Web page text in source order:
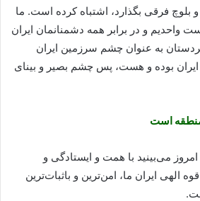
فرقی بگذارد، اشتباه کرده است. ما
واحدیم و در برابر همه دشمنانمان ایران
به عنوان چشم سرزمین ایران
بوده و هست، پس چشم بصیر و بینای
می‌بینید با همت و ایستادگی و
الهی ایران ما، امن‌ترین و باثبات‌ترین